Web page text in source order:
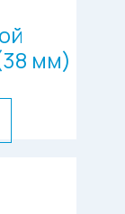
мм)